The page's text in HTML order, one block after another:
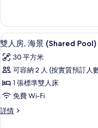
人
泳
池,
海
景
(Maisonette)
的
相
私
人
泳
海
景
詳
情
載
入
所
有
雙
人
房,
3
雙人房, 海景 (Shared Pool)
30 平方米
可容納 2 人 (按實質預訂人
1 張標準雙人床
免費 Wi-Fi
詳情
雙